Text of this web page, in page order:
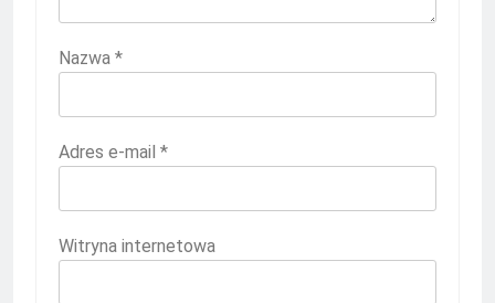
Nazwa *
Adres e-mail *
Witryna internetowa